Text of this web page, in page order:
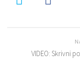
VIDEO: Skrivni